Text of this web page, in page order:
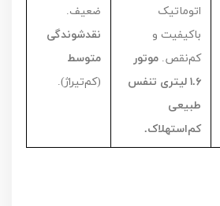
اتوماتیک
باکیفیت و
کم‌نقص. موتور
۱.۶ لیتری تنفس
طبیعی
کم‌استهلاک.
ضعیف.
نقدشوندگی
متوسط
(کم‌تیراژ).